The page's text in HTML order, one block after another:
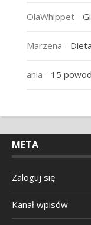
OlaWhippet-
Marzena -
ania - 15
META
Zaloguj się
Kanał wpisów